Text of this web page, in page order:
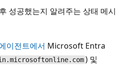
성공했는지 알려주는 상태 메시
이전트에서 Microsoft Entra
) 및